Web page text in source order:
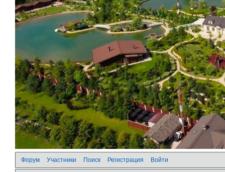
Форум Участники Поиск Регистрация Войти